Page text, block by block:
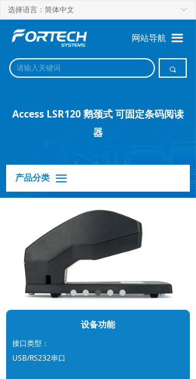
끠
끀
网站导航
ꀅ
选择语言：简体中文
Access LSR120 鹅颈式 可固定条码阅读
器
产品分类 끀
接口类型：
USB/RS232串口
设备功能